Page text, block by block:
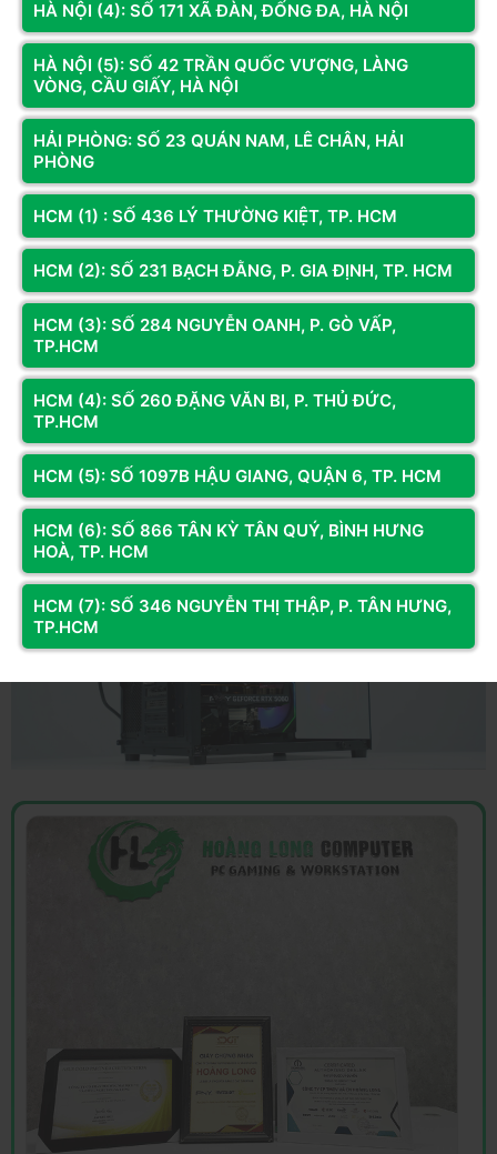
HÀ NỘI (4): SỐ 171 XÃ ĐÀN, ĐỐNG ĐA, HÀ NỘI
HÀ NỘI (5): SỐ 42 TRẦN QUỐC VƯỢNG, LÀNG
VÒNG, CẦU GIẤY, HÀ NỘI
HẢI PHÒNG: SỐ 23 QUÁN NAM, LÊ CHÂN, HẢI
PHÒNG
HCM (1) : SỐ 436 LÝ THƯỜNG KIỆT, TP. HCM
HCM (2): SỐ 231 BẠCH ĐẰNG, P. GIA ĐỊNH, TP. HCM
HCM (3): SỐ 284 NGUYỄN OANH, P. GÒ VẤP,
TP.HCM
HCM (4): SỐ 260 ĐẶNG VĂN BI, P. THỦ ĐỨC,
TP.HCM
HCM (5): SỐ 1097B HẬU GIANG, QUẬN 6, TP. HCM
HCM (6): SỐ 866 TÂN KỲ TÂN QUÝ, BÌNH HƯNG
HOÀ, TP. HCM
HCM (7): SỐ 346 NGUYỄN THỊ THẬP, P. TÂN HƯNG,
TP.HCM